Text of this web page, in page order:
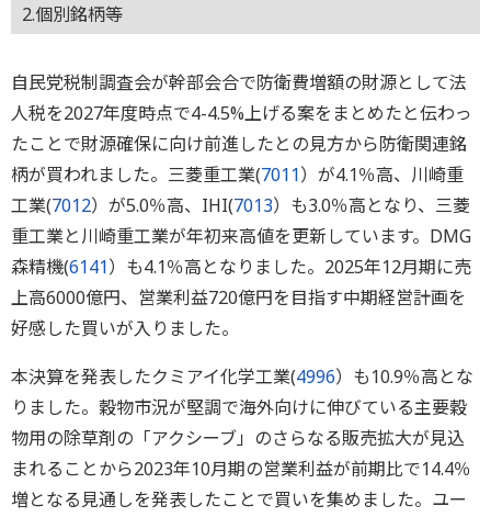
2.個別銘柄等
自民党税制調査会が幹部会合で防衛費増額の財源として法
人税を2027年度時点で4-4.5%上げる案をまとめたと伝わっ
たことで財源確保に向け前進したとの見方から防衛関連銘
柄が買われました。三菱重工業(7011）が4.1％高、川崎重
工業(7012）が5.0％高、IHI(7013）も3.0％高となり、三菱
重工業と川崎重工業が年初来高値を更新しています。DMG
森精機(6141）も4.1％高となりました。2025年12月期に売
上高6000億円、営業利益720億円を目指す中期経営計画を
好感した買いが入りました。
本決算を発表したクミアイ化学工業(4996）も10.9％高とな
りました。穀物市況が堅調で海外向けに伸びている主要穀
物用の除草剤の「アクシーブ」のさらなる販売拡大が見込
まれることから2023年10月期の営業利益が前期比で14.4％
増となる見通しを発表したことで買いを集めました。ユー